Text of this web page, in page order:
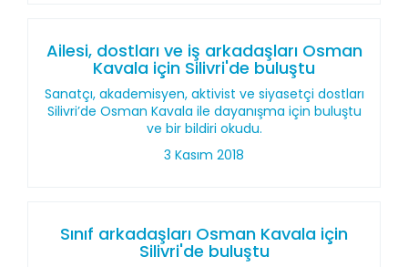
Ailesi, dostları ve iş arkadaşları Osman
Kavala için Silivri'de buluştu
Sanatçı, akademisyen, aktivist ve siyasetçi dostları
Silivri’de Osman Kavala ile dayanışma için buluştu
ve bir bildiri okudu.
3 Kasım 2018
Sınıf arkadaşları Osman Kavala için
Silivri'de buluştu